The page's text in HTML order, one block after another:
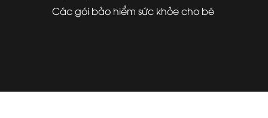
Các gói bảo hiểm sức khỏe cho bé